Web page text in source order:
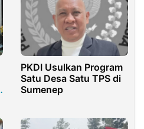
PKDI Usulkan Program
Satu Desa Satu TPS di
Sumenep